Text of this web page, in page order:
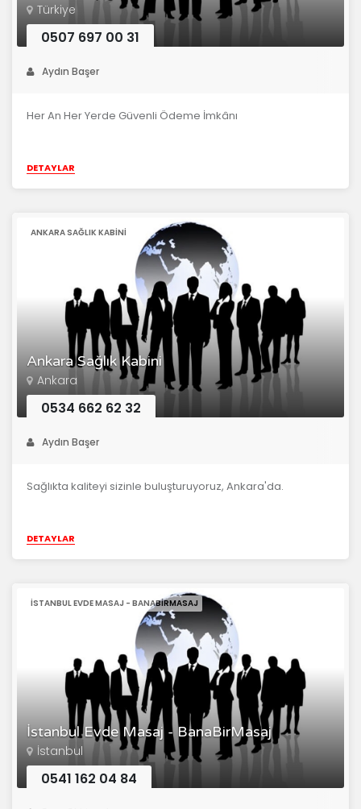
Türkiye
0507 697 00 31
Aydın Başer
Her An Her Yerde Güvenli Ödeme İmkânı
DETAYLAR
Ankara Sağlık Kabini
ANKARA SAĞLIK KABINI
Ankara
0534 662 62 32
Aydın Başer
Sağlıkta kaliteyi sizinle buluşturuyoruz, Ankara'da.
DETAYLAR
İstanbul Evde Masaj - BanaBirMasaj
İSTANBUL EVDE MASAJ - BANABIRMASAJ
İstanbul
0541 162 04 84